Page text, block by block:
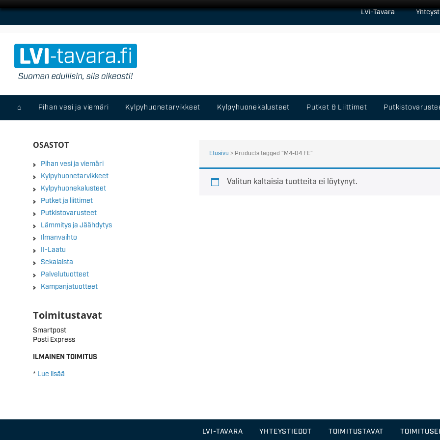
LVI-Tavara
⌂ Pihan vesi ja viemäri Kylpyhuonetarvikkeet Kylpyhuonekalusteet Putket & Liittimet
Etusivu > Products tagged “M4-04 FE”
Valitun kaltaisia tuotteita ei löytynyt.
OSASTOT
Pihan vesi ja viemäri
Kylpyhuonetarvikkeet
Kylpyhuonekalusteet
Putket ja liittimet
Putkistovarusteet
Lämmitys ja Jäähdytys
Ilmanvaihto
II-Laatu
Sekalaista
Palvelutuotteet
Kampanjatuotteet
Toimitustavat
Smartpost
Posti Express
ILMAINEN TOIMITUS
* Lue lisää
LVI-TAVARA YHTEYSTIEDOT TOIMITUSTAVAT